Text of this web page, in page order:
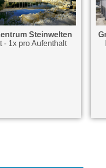
Steinwelten
- 1x pro Aufenthalt